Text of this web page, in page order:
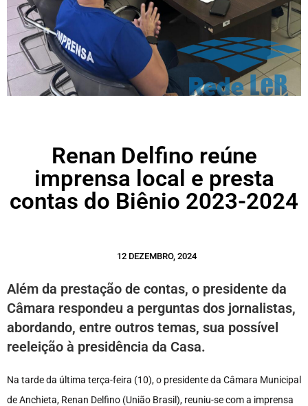
Renan Delfino reúne
imprensa local e presta
contas do Biênio 2023-2024
12 DEZEMBRO, 2024
Além da prestação de contas, o presidente da
Câmara respondeu a perguntas dos jornalistas,
abordando, entre outros temas, sua possível
reeleição à presidência da Casa.
Na tarde da última terça-feira (10), o presidente da Câmara Municipal
de Anchieta, Renan Delfino (União Brasil), reuniu-se com a imprensa